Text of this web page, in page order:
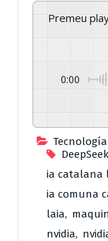
Premeu
0:00
Tecnología
ia catalana
ia comuna
laia,
nvidia,